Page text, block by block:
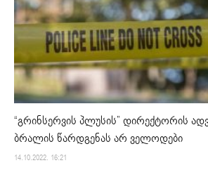
“გრინსერვის პლუსის” დირექტორის
ბრალის წარდგენას არ ველოდები
14.10.2022. 16:21